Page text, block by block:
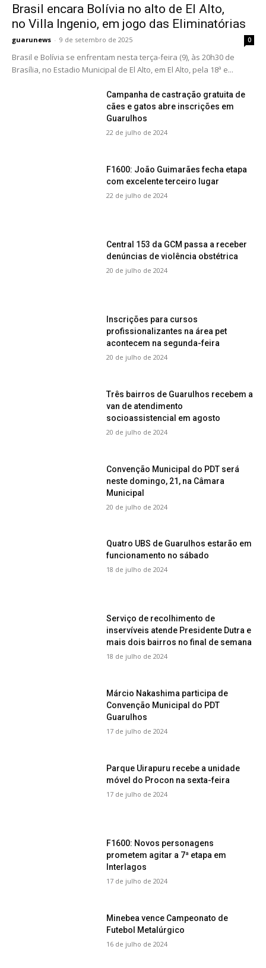
Brasil encara Bolívia no alto de El Alto,
no Villa Ingenio, em jogo das Eliminatórias
guarunews - 9 de setembro de 2025 0
Brasil e Bolívia se enfrentam nesta terça-feira (9), às 20h30 de
Brasília, no Estadio Municipal de El Alto, em El Alto, pela 18ª e...
Campanha de castração gratuita de
cães e gatos abre inscrições em
Guarulhos
22 de julho de 2024
F1600: João Guimarães fecha etapa
com excelente terceiro lugar
22 de julho de 2024
Central 153 da GCM passa a receber
denúncias de violência obstétrica
20 de julho de 2024
Inscrições para cursos
profissionalizantes na área pet
acontecem na segunda-feira
20 de julho de 2024
Três bairros de Guarulhos recebem a
van de atendimento
socioassistencial em agosto
20 de julho de 2024
Convenção Municipal do PDT será
neste domingo, 21, na Câmara
Municipal
20 de julho de 2024
Quatro UBS de Guarulhos estarão em
funcionamento no sábado
18 de julho de 2024
Serviço de recolhimento de
inservíveis atende Presidente Dutra e
mais dois bairros no final de semana
18 de julho de 2024
Márcio Nakashima participa de
Convenção Municipal do PDT
Guarulhos
17 de julho de 2024
Parque Uirapuru recebe a unidade
móvel do Procon na sexta-feira
17 de julho de 2024
F1600: Novos personagens
prometem agitar a 7ª etapa em
Interlagos
17 de julho de 2024
Minebea vence Campeonato de
Futebol Metalúrgico
16 de julho de 2024